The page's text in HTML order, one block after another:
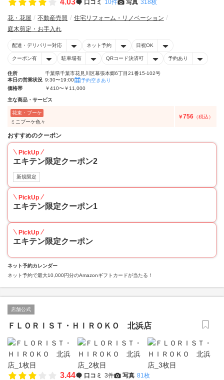
4.03 口コミ 10件 写真 318枚
花・花屋 不動産売買
住宅リフォーム・リノベーション
庭木剪定・お手入れ
配達・デリバリー対応 ネット予約 日祝OK
クーポン有 駐車場有 QRコード決済可 予約あり
住所
千葉県千葉市花見川区幕張本郷6丁目21番15-102号
本日の営業状況 9:30〜19:00
予約空きあり
価格帯
￥410〜￥11,000
主な商品・サービス
花束・ブーケ
ミニブーケ色々
￥756 （税込）
おすすめのクーポン
PickUp
エキテン限定クーポン2
新規限定
PickUp
エキテン限定クーポン1
PickUp
エキテン限定クーポン
ネット予約カレンダー
ネット予約で最大10,000円分のAmazonギフトカードが当たる！
店舗公式
ＦＬＯＲＩＳＴ・ＨＩＲＯＫＯ 北浜店
3.44 口コミ 3件 写真 81枚